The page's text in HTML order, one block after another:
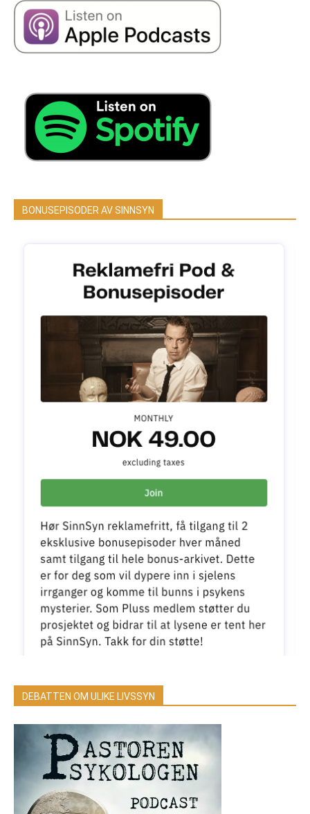
BONUSEPISODER AV SINNSYN
DEBATTEN OM ULIKE LIVSSYN